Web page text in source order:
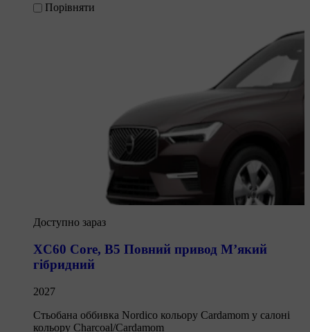
Порівняти
Доступно зараз
XC60 Core, B5 Повний привод М’який
гібридний
2027
Стьобана оббивка Nordico кольору Cardamom у салоні
кольору Charcoal/Cardamom